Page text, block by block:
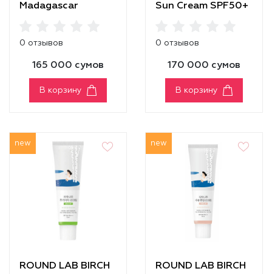
Madagascar
0 отзывов
165 000 сумов
В корзину
Sun Cream SPF50+
0 отзывов
170 000 сумов
В корзину
new
ROUND LAB BIRCH
new
ROUND LAB BIRCH